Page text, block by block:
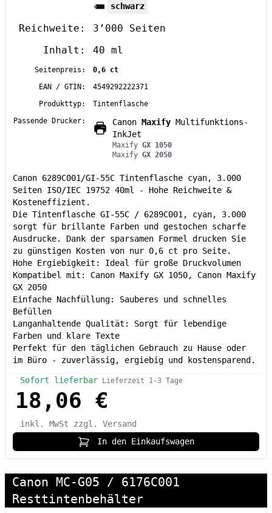
schwarz
Reichweite:
3’000 Seiten
Inhalt:
40 ml
Seitenpreis:
0,6 ct
EAN / GTIN:
4549292222371
Produkttyp:
Tintenflasche
Passende Drucker:
Canon Maxify Multifunktions-
InkJet
Maxify GX 1050
Maxify GX 2050
Canon 6289C001/GI-55C Tintenflasche cyan, 3.000
Seiten ISO/IEC 19752 40ml - Hohe Reichweite &
Kosteneffizient.
Die Tintenflasche GI-55C / 6289C001, cyan, 3.000
sorgt für brillante Farben und gestochen scharfe
Ausdrucke. Dank der sparsamen Formel drucken Sie
zu günstigen Kosten von nur 0,6 ct pro Seite.
Hohe Ergiebigkeit: Ideal für große Druckvolumen
Kompatibel mit: Canon Maxify GX 1050, Canon Maxify
GX 2050
Einfache Nachfüllung: Sauberes und schnelles
Befüllen
Langanhaltende Qualität: Sorgt für lebendige
Farben und klare Texte
Perfekt für den täglichen Gebrauch zu Hause oder
im Büro - zuverlässig, ergiebig und kostensparend.
Sofort lieferbar Lieferzeit 1-3 Tage
18,06 €
inkl. MwSt
zzgl. Versand
In den Einkaufswagen
Canon MC-G05 / 6176C001
Resttintenbehälter